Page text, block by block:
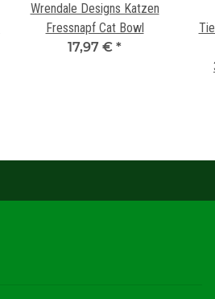
Wrendale Designs Katzen
Fressnapf Cat Bowl
17,97 € *